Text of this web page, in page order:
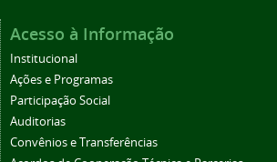
Acesso à Informação
Institucional
Ações e Programas
Participação Social
Auditorias
Convênios e Transferências